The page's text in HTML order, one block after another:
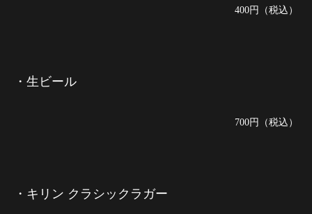
400円（税込）
・生ビール
700円（税込）
・キリン クラシックラガー